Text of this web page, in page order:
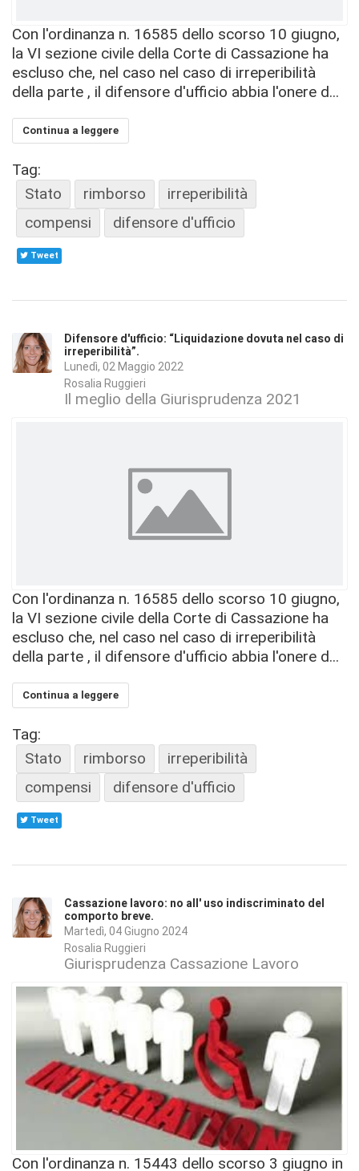
Con l'ordinanza n. 16585 dello scorso 10 giugno,
la VI sezione civile della Corte di Cassazione ha
escluso che, nel caso nel caso di irreperibilità
della parte , il difensore d'ufficio abbia l'onere d...
Continua a leggere
Tag:
Stato
rimborso
irreperibilità
compensi
difensore d'ufficio
Tweet
Difensore d'ufficio: “Liquidazione dovuta nel caso di
irreperibilità”.
Lunedì, 02 Maggio 2022
Rosalia Ruggieri
Il meglio della Giurisprudenza 2021
Con l'ordinanza n. 16585 dello scorso 10 giugno,
la VI sezione civile della Corte di Cassazione ha
escluso che, nel caso nel caso di irreperibilità
della parte , il difensore d'ufficio abbia l'onere d...
Continua a leggere
Tag:
Stato
rimborso
irreperibilità
compensi
difensore d'ufficio
Tweet
Cassazione lavoro: no all' uso indiscriminato del
comporto breve.
Martedì, 04 Giugno 2024
Rosalia Ruggieri
Giurisprudenza Cassazione Lavoro
Con l'ordinanza n. 15443 dello scorso 3 giugno in